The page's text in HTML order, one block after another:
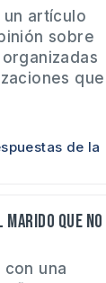
un artículo
sobre
que
de la
que no
con una